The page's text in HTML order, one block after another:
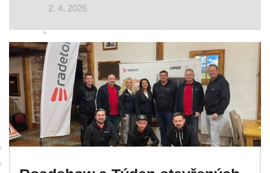
2. 4. 2026